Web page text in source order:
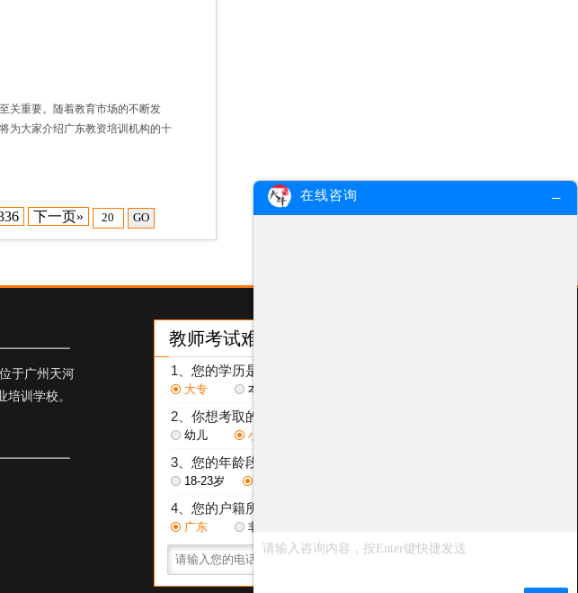
关重要。随着教育市场的不断发
为大家介绍广东教资培训机构的十
下一页» GO
于广州天河
训学校。
教师考试难度测评
1、您的学历是？
大专 本科
2、你想考取的教师层次是？
幼儿 小学
3、您的年龄段是？
18-23岁
4、您的户籍所在地是？
广东 非广东省
在线咨询